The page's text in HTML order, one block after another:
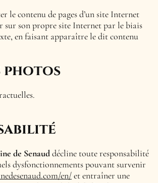
le contenu de pages d’un site Internet
sur son propre site Internet par le biais
en faisant apparaître le dit contenu
photos
de Senauddécline toute responsabilité
dysfonctionnements pouvant survenir
en/et entraîner une